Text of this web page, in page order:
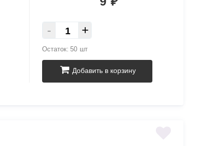
- +
Остаток: 50 шт
Добавить в корзину